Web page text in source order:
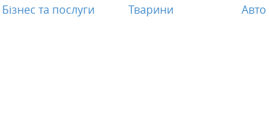
Бізнес та послуги Тварини Авто